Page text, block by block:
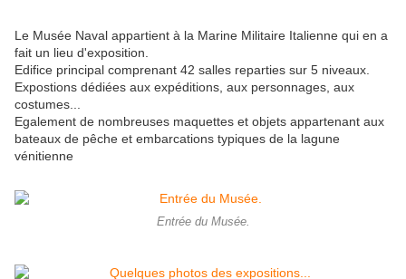
Le Musée Naval appartient à la Marine Militaire Italienne qui en a
fait un lieu d'exposition.
Edifice principal comprenant 42 salles reparties sur 5 niveaux.
Expostions dédiées aux expéditions, aux personnages, aux
costumes...
Egalement de nombreuses maquettes et objets appartenant aux
bateaux de pêche et embarcations typiques de la lagune
vénitienne
Entrée du Musée.